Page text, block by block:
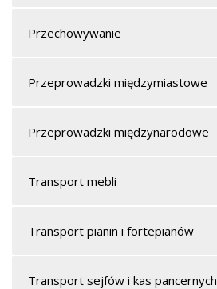
Przechowywanie
Przeprowadzki międzymiastowe
Przeprowadzki międzynarodowe
Transport mebli
Transport pianin i fortepianów
Transport sejfów i kas pancernych